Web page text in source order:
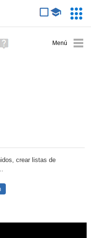
avanzada
Ayuda
(en
crear listas de